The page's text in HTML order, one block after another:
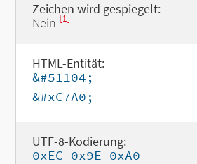
Zeichen wird gespiegelt:
Nein [1]
HTML-Entität:
&#51104;
&#xC7A0;
UTF-8-Kodierung:
0xEC 0x9E 0xA0